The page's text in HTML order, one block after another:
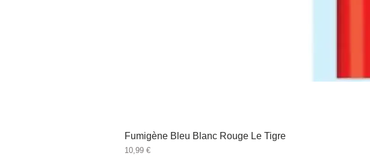
Fumigène Bleu Blanc Rouge Le Tigre
Prix
10,99 €